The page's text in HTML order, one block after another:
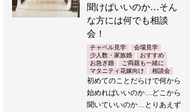
聞けばいいのか…そん
な方には何でも相談
会！
チャペル見学
会場見学
少人数・家族婚
おすすめ
お急ぎ婚
ご両親も一緒に
マタニティ花嫁向け
相談会
初めてのことだらけで何から
始めればいいのか…どこから
聞いていいのか…とりあえず